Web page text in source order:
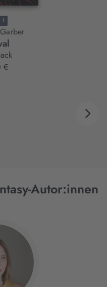
€
Autor:innen